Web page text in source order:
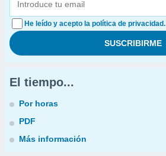
He leído y acepto la política de privacidad.
El tiempo...
Por horas
PDF
Más información